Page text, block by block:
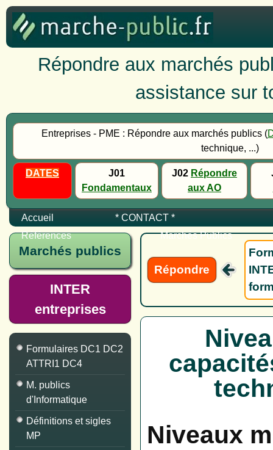
Répondre aux marchés
assistance sur
Entreprises - PME : Répondre aux marchés publics (
technique, ...)
DATES
J01
Fondamentaux
J02 Répondre
aux AO
Accueil
* CONTACT *
Références
Marchés Publics
Marchés publics
INTER
entreprises
Formulaires DC1 DC2
ATTRI1 DC4
M. publics
d'Informatique
Définitions et sigles
MP
Répondre
Niveaux